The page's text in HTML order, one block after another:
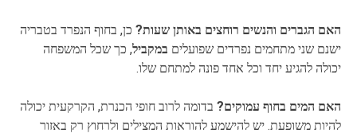
האם הגברים והנשים רוחצים באותן שעות? כן, בחוף הנפרד בטבריה
ישנם שני מתחמים נפרדים שפועלים במקביל, כך שכל המשפחה
יכולה להגיע יחד וכל אחד פונה למתחם שלו.
האם המים בחוף עמוקים? בדומה לרוב חופי הכנרת, הקרקעית יכולה
להיות משופעת. יש להישמע להוראות המצילים ולרחוץ רק באזור